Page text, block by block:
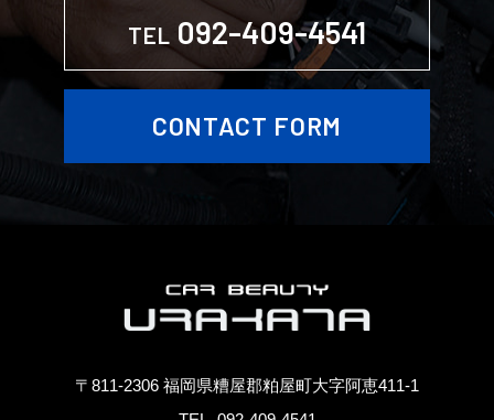
TEL 092-409-4541
CONTACT FORM
〒811-2306 福岡県糟屋郡粕屋町大字阿恵411-1